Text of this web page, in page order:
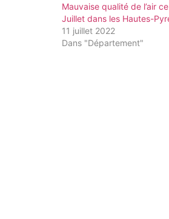
Mauvaise qualité de l’air
Juillet dans les Hautes-
11 juillet 2022
Dans "Département"